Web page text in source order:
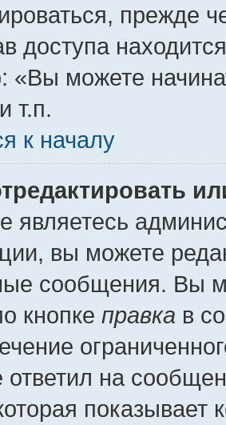
прежде
доступа
«Вы можете
т.п.
к началу
являетесь
вы можете
сообщения. Вы
кнопке правка в
ответил на
показывает